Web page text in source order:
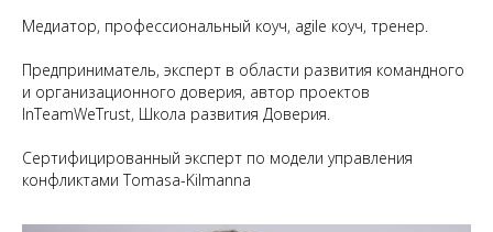
Медиатор, профессиональный коуч, agile коуч, тренер.
Предприниматель, эксперт в области развития командного
и организационного доверия, автор проектов
InTeamWeTrust, Школа развития Доверия.
Cертифицированный эксперт по модели управления
конфликтами Tomasa-Kilmanna